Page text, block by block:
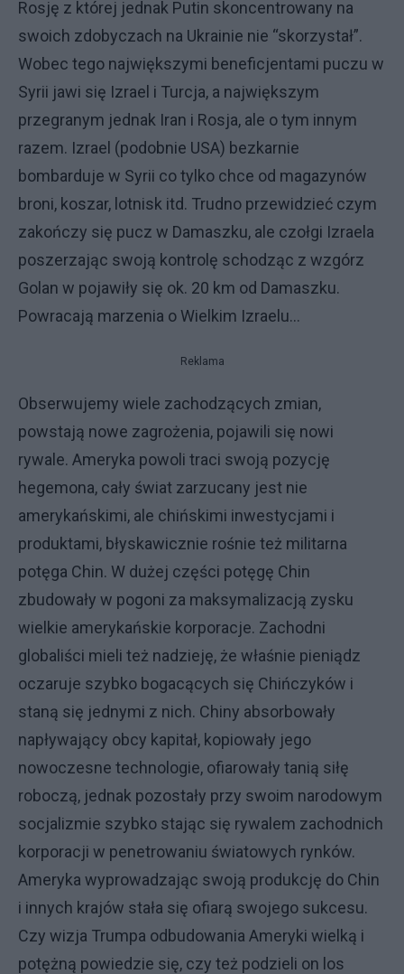
Rosję z której jednak Putin skoncentrowany na
swoich zdobyczach na Ukrainie nie “skorzystał”.
Wobec tego największymi beneficjentami puczu w
Syrii jawi się Izrael i Turcja, a największym
przegranym jednak Iran i Rosja, ale o tym innym
razem. Izrael (podobnie USA) bezkarnie
bombarduje w Syrii co tylko chce od magazynów
broni, koszar, lotnisk itd. Trudno przewidzieć czym
zakończy się pucz w Damaszku, ale czołgi Izraela
poszerzając swoją kontrolę schodząc z wzgórz
Golan w pojawiły się ok. 20 km od Damaszku.
Powracają marzenia o Wielkim Izraelu…
Reklama
Obserwujemy wiele zachodzących zmian,
powstają nowe zagrożenia, pojawili się nowi
rywale. Ameryka powoli traci swoją pozycję
hegemona, cały świat zarzucany jest nie
amerykańskimi, ale chińskimi inwestycjami i
produktami, błyskawicznie rośnie też militarna
potęga Chin. W dużej części potęgę Chin
zbudowały w pogoni za maksymalizacją zysku
wielkie amerykańskie korporacje. Zachodni
globaliści mieli też nadzieję, że właśnie pieniądz
oczaruje szybko bogacących się Chińczyków i
staną się jednymi z nich. Chiny absorbowały
napływający obcy kapitał, kopiowały jego
nowoczesne technologie, ofiarowały tanią siłę
roboczą, jednak pozostały przy swoim narodowym
socjalizmie szybko stając się rywalem zachodnich
korporacji w penetrowaniu światowych rynków.
Ameryka wyprowadzając swoją produkcję do Chin
i innych krajów stała się ofiarą swojego sukcesu.
Czy wizja Trumpa odbudowania Ameryki wielką i
potężną powiedzie się, czy też podzieli on los